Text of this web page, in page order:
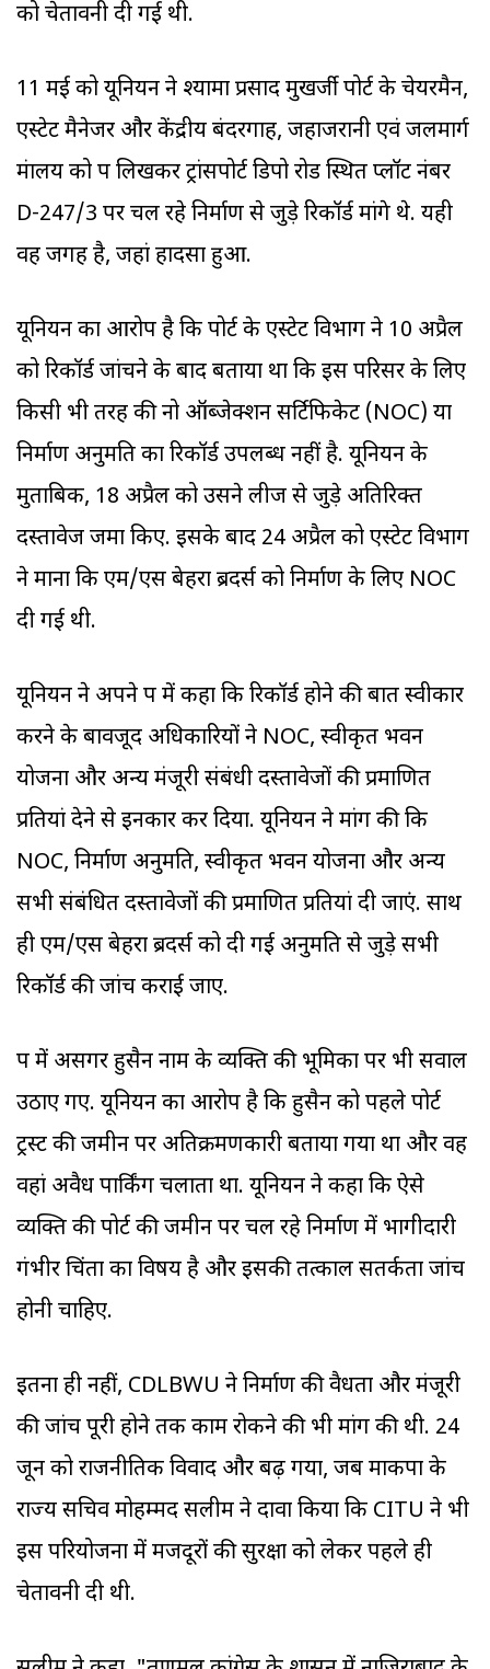
को चेतावनी दी गई थी.
11 मई को यूनियन ने श्यामा प्रसाद मुखर्जी पोर्ट के चेयरमैन,
एस्टेट मैनेजर और केंद्रीय बंदरगाह, जहाजरानी एवं जलमार्ग
मंत्रालय को पत्र लिखकर ट्रांसपोर्ट डिपो रोड स्थित प्लॉट नंबर
D-247/3 पर चल रहे निर्माण से जुड़े रिकॉर्ड मांगे थे. यही
वह जगह है, जहां हादसा हुआ.
यूनियन का आरोप है कि पोर्ट के एस्टेट विभाग ने 10 अप्रैल
को रिकॉर्ड जांचने के बाद बताया था कि इस परिसर के लिए
किसी भी तरह की नो ऑब्जेक्शन सर्टिफिकेट (NOC) या
निर्माण अनुमति का रिकॉर्ड उपलब्ध नहीं है. यूनियन के
मुताबिक, 18 अप्रैल को उसने लीज से जुड़े अतिरिक्त
दस्तावेज जमा किए. इसके बाद 24 अप्रैल को एस्टेट विभाग
ने माना कि एम/एस बेहरा ब्रदर्स को निर्माण के लिए NOC
दी गई थी.
यूनियन ने अपने पत्र में कहा कि रिकॉर्ड होने की बात स्वीकार
करने के बावजूद अधिकारियों ने NOC, स्वीकृत भवन
योजना और अन्य मंजूरी संबंधी दस्तावेजों की प्रमाणित
प्रतियां देने से इनकार कर दिया. यूनियन ने मांग की कि
NOC, निर्माण अनुमति, स्वीकृत भवन योजना और अन्य
सभी संबंधित दस्तावेजों की प्रमाणित प्रतियां दी जाएं. साथ
ही एम/एस बेहरा ब्रदर्स को दी गई अनुमति से जुड़े सभी
रिकॉर्ड की जांच कराई जाए.
पत्र में असगर हुसैन नाम के व्यक्ति की भूमिका पर भी सवाल
उठाए गए. यूनियन का आरोप है कि हुसैन को पहले पोर्ट
ट्रस्ट की जमीन पर अतिक्रमणकारी बताया गया था और वह
वहां अवैध पार्किंग चलाता था. यूनियन ने कहा कि ऐसे
व्यक्ति की पोर्ट की जमीन पर चल रहे निर्माण में भागीदारी
गंभीर चिंता का विषय है और इसकी तत्काल सतर्कता जांच
होनी चाहिए.
इतना ही नहीं, CDLBWU ने निर्माण की वैधता और मंजूरी
की जांच पूरी होने तक काम रोकने की भी मांग की थी. 24
जून को राजनीतिक विवाद और बढ़ गया, जब माकपा के
राज्य सचिव मोहम्मद सलीम ने दावा किया कि CITU ने भी
इस परियोजना में मजदूरों की सुरक्षा को लेकर पहले ही
चेतावनी दी थी.